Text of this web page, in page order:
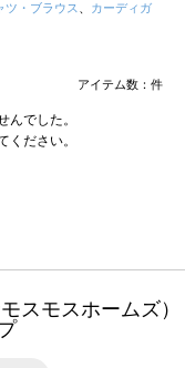
ツ・ブラウス
カーディガ
アイテム数： 件
んでした。
ください。
スモスホームズ）